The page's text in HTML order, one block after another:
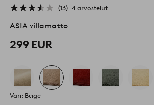
13 4 arvostelut
ASIA villamatto
299 EUR
Väri: Beige